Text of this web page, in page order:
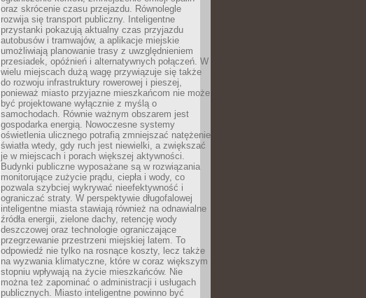
oraz skrócenie czasu przejazdu. Równolegle
rozwija się transport publiczny. Inteligentne
przystanki pokazują aktualny czas przyjazdu
autobusów i tramwajów, a aplikacje miejskie
umożliwiają planowanie trasy z uwzględnieniem
przesiadek, opóźnień i alternatywnych połączeń. W
wielu miejscach dużą wagę przywiązuje się także
do rozwoju infrastruktury rowerowej i pieszej,
ponieważ miasto przyjazne mieszkańcom nie może
być projektowane wyłącznie z myślą o
samochodach. Równie ważnym obszarem jest
gospodarka energią. Nowoczesne systemy
oświetlenia ulicznego potrafią zmniejszać natężenie
światła wtedy, gdy ruch jest niewielki, a zwiększać
je w miejscach i porach większej aktywności.
Budynki publiczne wyposażane są w rozwiązania
monitorujące zużycie prądu, ciepła i wody, co
pozwala szybciej wykrywać nieefektywność i
ograniczać straty. W perspektywie długofalowej
inteligentne miasta stawiają również na odnawialne
źródła energii, zielone dachy, retencję wody
deszczowej oraz technologie ograniczające
przegrzewanie przestrzeni miejskiej latem. To
odpowiedź nie tylko na rosnące koszty, lecz także
na wyzwania klimatyczne, które w coraz większym
stopniu wpływają na życie mieszkańców. Nie
można też zapominać o administracji i usługach
publicznych. Miasto inteligentne powinno być